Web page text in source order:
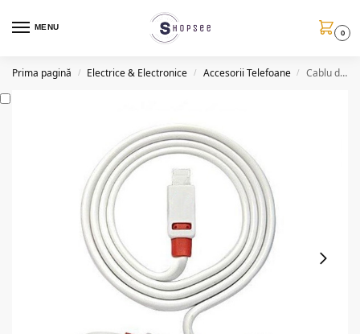
MENU
0
Prima pagină / Electrice & Electronice / Accesorii Telefoane / Cablu de date/incarcare USB tip C, 1m, QYC068